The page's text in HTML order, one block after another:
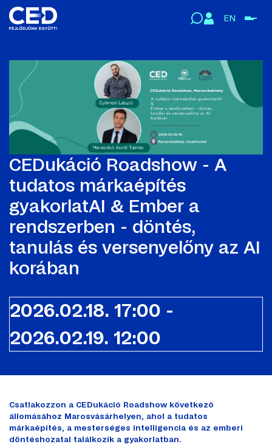
EN
CEDukáció Roadshow - A
tudatos márkaépítés
gyakorlatAI & Ember a
rendszerben - döntés,
tanulás és versenyelőny az AI
korában
2026.02.18. 17:00 -
2026.02.19. 12:00
Csatlakozzon a CEDukáció Roadshow következő
állomásához Marosvásárhelyen, ahol a tudatos
márkaépítés, a mesterséges intelligencia és az emberi
döntéshozatal találkozik a gyakorlatban.